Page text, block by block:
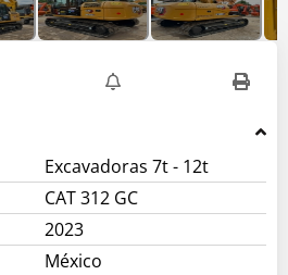
Excavadoras 7t - 12t
CAT 312 GC
2023
México